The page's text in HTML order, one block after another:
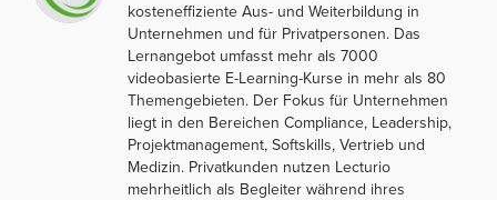
kosteneffiziente Aus- und Weiterbildung in
Unternehmen und für Privatpersonen. Das
Lernangebot umfasst mehr als 7000
videobasierte E-Learning-Kurse in mehr als 80
Themengebieten. Der Fokus für Unternehmen
liegt in den Bereichen Compliance, Leadership,
Projektmanagement, Softskills, Vertrieb und
Medizin. Privatkunden nutzen Lecturio
mehrheitlich als Begleiter während ihres